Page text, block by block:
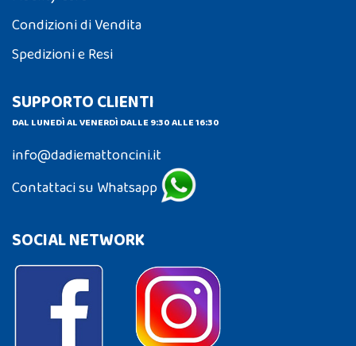
Condizioni di Vendita
Spedizioni e Resi
SUPPORTO CLIENTI
DAL LUNEDÌ AL VENERDÌ DALLE 9:30 ALLE 16:30
info@dadiemattoncini.it
Contattaci su Whatsapp
SOCIAL NETWORK